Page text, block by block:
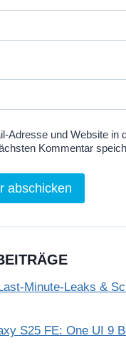
Adresse und Website in
Kommentar
Minute-Leaks &
S25 FE: One UI 9